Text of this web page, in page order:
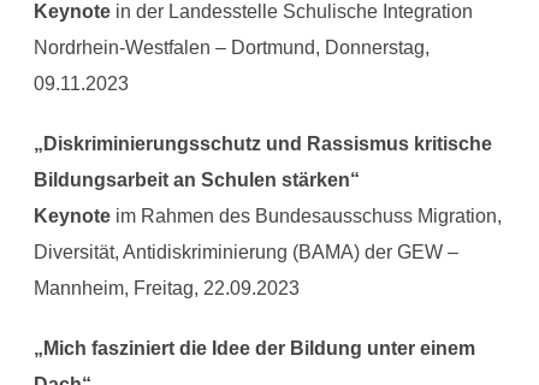
Keynotein der Landesstelle Schulische Integration
Nordrhein-Westfalen – Dortmund, Donnerstag,
09.11.2023
„Diskriminierungsschutz und Rassismus kritische
Bildungsarbeit an Schulen stärken“
Keynoteim Rahmen des Bundesausschuss Migration,
Diversität, Antidiskriminierung (BAMA) der GEW –
Mannheim, Freitag, 22.09.2023
„Mich fasziniert die Idee der Bildung unter einem